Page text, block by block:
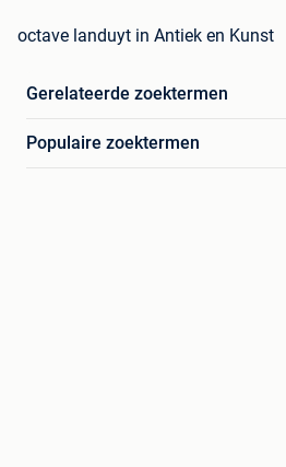
octave landuyt in Antiek en Kunst
Gerelateerde zoektermen
Populaire zoektermen